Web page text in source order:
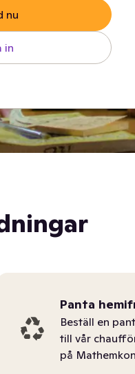
nu
in
Panta
Beställ en
till vår
på